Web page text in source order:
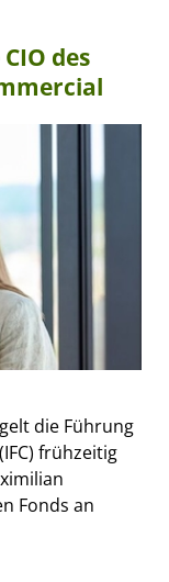
des
die Führung
frühzeitig
Fonds an